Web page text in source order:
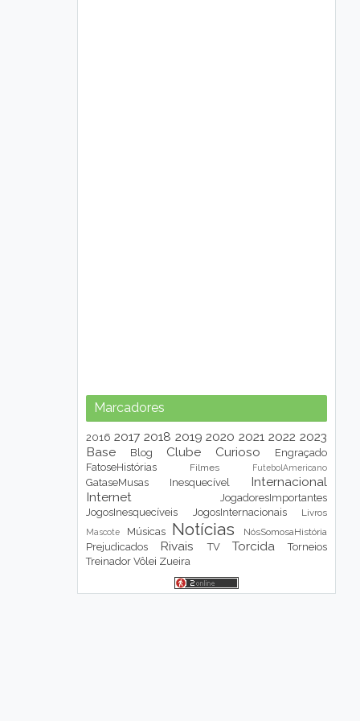
Marcadores
2016 2017 2018 2019 2020 2021 2022 2023
Base
Blog Clube Curioso
Engraçado
FatoseHistórias
Filmes FutebolAmericano
GataseMusas Inesquecível
Internacional
Internet
JogadoresImportantes
JogosInesquecíveis
JogosInternacionais Livros
Mascote Músicas Notícias NósSomosaHistória
Prejudicados Rivais TV Torcida
Torneios
Treinador Vôlei Zueira